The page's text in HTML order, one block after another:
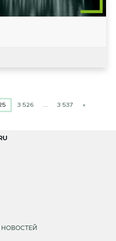
3 526 … 3 537 »